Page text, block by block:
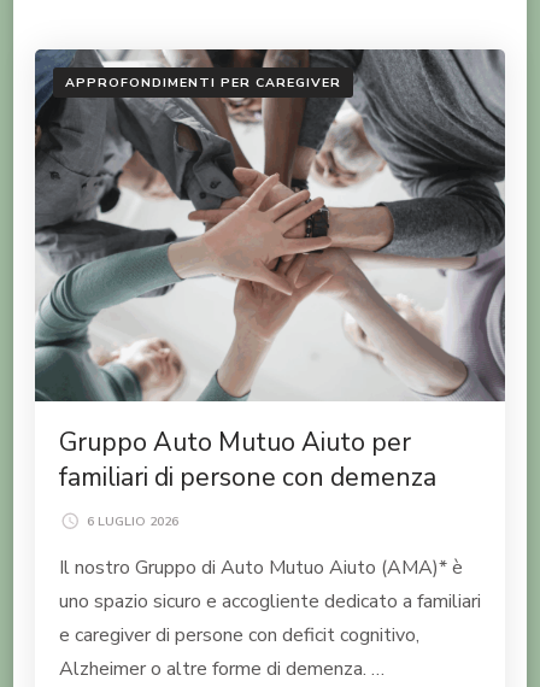
APPROFONDIMENTI PER CAREGIVER
Gruppo Auto Mutuo Aiuto per
familiari di persone con demenza
6 LUGLIO 2026
Il nostro Gruppo di Auto Mutuo Aiuto (AMA)* è
uno spazio sicuro e accogliente dedicato a familiari
e caregiver di persone con deficit cognitivo,
Alzheimer o altre forme di demenza. …